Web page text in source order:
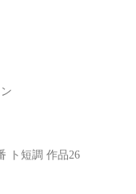
ト短調 作品26